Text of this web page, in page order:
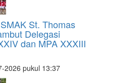
St. Thomas
Delegasi
dan MPA XXXIII
2026 pukul 13:37